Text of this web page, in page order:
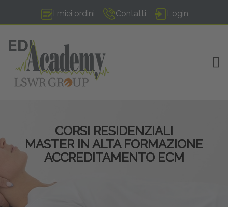
I miei ordini Contatti Login
CORSI RESIDENZIALI
MASTER IN ALTA FORMAZIONE
ACCREDITAMENTO ECM